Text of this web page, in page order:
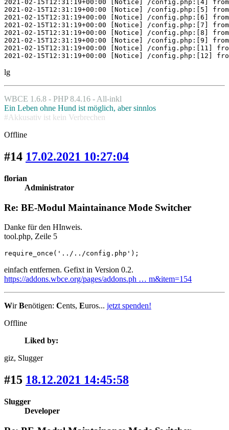
2021-02-15T12:31:19+00:00 [Notice] /config.php:[4]
2021-02-15T12:31:19+00:00 [Notice] /config.php:[5]
2021-02-15T12:31:19+00:00 [Notice] /config.php:[6]
2021-02-15T12:31:19+00:00 [Notice] /config.php:[7]
2021-02-15T12:31:19+00:00 [Notice] /config.php:[8]
2021-02-15T12:31:19+00:00 [Notice] /config.php:[9]
2021-02-15T12:31:19+00:00 [Notice] /config.php:[11]
2021-02-15T12:31:19+00:00 [Notice] /config.php:[12]
lg
WBCE 1.6.8 - PHP 8.4.16 - All-inkl
Ein Leben ohne Hund ist möglich, aber sinnlos
#Akkusativ ist kein Verbrechen
Offline
#14 17.02.2021 10:27:04
florian
Administrator
Re: BE-Modul Maintainance Mode Switcher
Danke für den HInweis.
tool.php, Zeile 5
require_once('../../config.php');
einfach entfernen. Gefixt in Version 0.2.
https://addons.wbce.org/pages/addons.ph … m&item=154
WirBenötigen: Cents, Euros... jetzt spenden!
Offline
Liked by:
giz, Slugger
#15 18.12.2021 14:45:58
Slugger
Developer